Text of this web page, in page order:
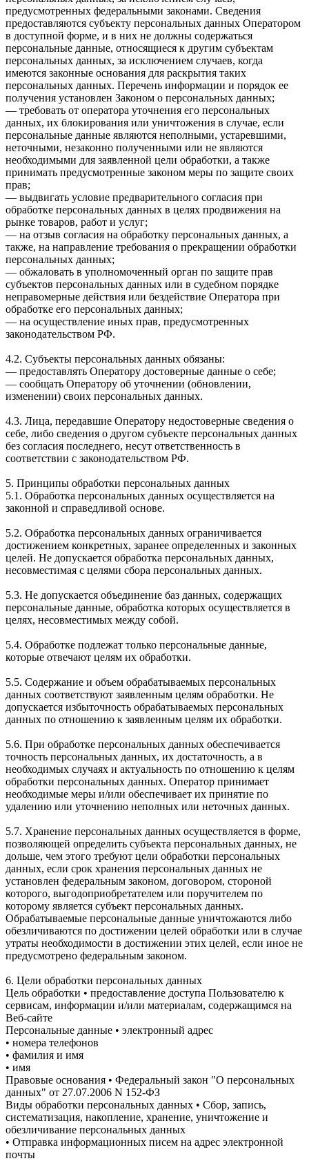
предусмотренных федеральными законами. Сведения
предоставляются субъекту персональных данных Оператором
в доступной форме, и в них не должны содержаться
персональные данные, относящиеся к другим субъектам
персональных данных, за исключением случаев, когда
имеются законные основания для раскрытия таких
персональных данных. Перечень информации и порядок ее
получения установлен Законом о персональных данных;
— требовать от оператора уточнения его персональных
данных, их блокирования или уничтожения в случае, если
персональные данные являются неполными, устаревшими,
неточными, незаконно полученными или не являются
необходимыми для заявленной цели обработки, а также
принимать предусмотренные законом меры по защите своих
прав;
— выдвигать условие предварительного согласия при
обработке персональных данных в целях продвижения на
рынке товаров, работ и услуг;
— на отзыв согласия на обработку персональных данных, а
также, на направление требования о прекращении обработки
персональных данных;
— обжаловать в уполномоченный орган по защите прав
субъектов персональных данных или в судебном порядке
неправомерные действия или бездействие Оператора при
обработке его персональных данных;
— на осуществление иных прав, предусмотренных
законодательством РФ.
4.2. Субъекты персональных данных обязаны:
— предоставлять Оператору достоверные данные о себе;
— сообщать Оператору об уточнении (обновлении,
изменении) своих персональных данных.
4.3. Лица, передавшие Оператору недостоверные сведения о
себе, либо сведения о другом субъекте персональных данных
без согласия последнего, несут ответственность в
соответствии с законодательством РФ.
5. Принципы обработки персональных данных
5.1. Обработка персональных данных осуществляется на
законной и справедливой основе.
5.2. Обработка персональных данных ограничивается
достижением конкретных, заранее определенных и законных
целей. Не допускается обработка персональных данных,
несовместимая с целями сбора персональных данных.
5.3. Не допускается объединение баз данных, содержащих
персональные данные, обработка которых осуществляется в
целях, несовместимых между собой.
5.4. Обработке подлежат только персональные данные,
которые отвечают целям их обработки.
5.5. Содержание и объем обрабатываемых персональных
данных соответствуют заявленным целям обработки. Не
допускается избыточность обрабатываемых персональных
данных по отношению к заявленным целям их обработки.
5.6. При обработке персональных данных обеспечивается
точность персональных данных, их достаточность, а в
необходимых случаях и актуальность по отношению к целям
обработки персональных данных. Оператор принимает
необходимые меры и/или обеспечивает их принятие по
удалению или уточнению неполных или неточных данных.
5.7. Хранение персональных данных осуществляется в форме,
позволяющей определить субъекта персональных данных, не
дольше, чем этого требуют цели обработки персональных
данных, если срок хранения персональных данных не
установлен федеральным законом, договором, стороной
которого, выгодоприобретателем или поручителем по
которому является субъект персональных данных.
Обрабатываемые персональные данные уничтожаются либо
обезличиваются по достижении целей обработки или в случае
утраты необходимости в достижении этих целей, если иное не
предусмотрено федеральным законом.
6. Цели обработки персональных данных
Цель обработки • предоставление доступа Пользователю к
сервисам, информации и/или материалам, содержащимся на
Веб-сайте
Персональные данные • электронный адрес
• номера телефонов
• фамилия и имя
• имя
Правовые основания • Федеральный закон "О персональных
данных" от 27.07.2006 N 152-ФЗ
Виды обработки персональных данных • Сбор, запись,
систематизация, накопление, хранение, уничтожение и
обезличивание персональных данных
• Отправка информационных писем на адрес электронной
почты